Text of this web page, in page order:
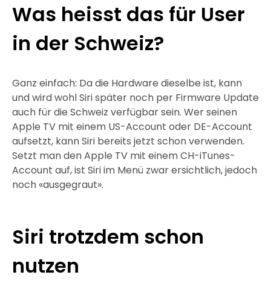
Was heisst das für User
in der Schweiz?
Ganz einfach: Da die Hardware dieselbe ist, kann
und wird wohl Siri später noch per Firmware Update
auch für die Schweiz verfügbar sein. Wer seinen
Apple TV mit einem US-Account oder DE-Account
aufsetzt, kann Siri bereits jetzt schon verwenden.
Setzt man den Apple TV mit einem CH-iTunes-
Account auf, ist Siri im Menü zwar ersichtlich, jedoch
noch «ausgegraut».
Siri trotzdem schon
nutzen